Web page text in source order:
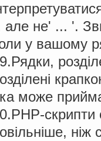
але не' ... '.
у вашому
може
скрипти
ніж